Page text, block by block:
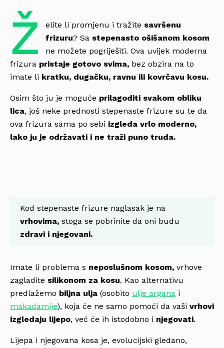
Ž elite li promjenu i tražite savršenu
frizuru? Sa stepenasto ošišanom kosom
ne možete pogriješiti. Ova uvijek moderna
frizura pristaje gotovo svima, bez obzira na to
imate li kratku, dugačku, ravnu ili kovrčavu kosu.
Osim što ju je moguće prilagoditi svakom obliku
lica, još neke prednosti stepenaste frizure su te da
ova frizura sama po sebi izgleda vrlo moderno,
lako ju je održavati i ne traži puno truda.
Kod stepenaste frizure naglasak je na
vrhovima, stoga se pobrinite da oni budu
zdravi i njegovani.
Imate li problema s neposlušnom kosom, vrhove
zagladite silikonom za kosu. Kao alternativu
predlažemo biljna ulja (osobito ulje argana i
makadamije), koja će ne samo pomoći da vaši vrhovi
izgledaju lijepo, već će ih istodobno i njegovati.
Lijepa i njegovana kosa je, evolucijski gledano,